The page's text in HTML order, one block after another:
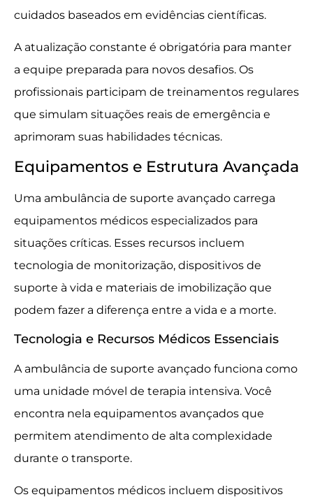
cuidados baseados em evidências científicas.
A atualização constante é obrigatória para manter
a equipe preparada para novos desafios. Os
profissionais participam de treinamentos regulares
que simulam situações reais de emergência e
aprimoram suas habilidades técnicas.
Equipamentos e Estrutura Avançada
Uma ambulância de suporte avançado carrega
equipamentos médicos especializados para
situações críticas. Esses recursos incluem
tecnologia de monitorização, dispositivos de
suporte à vida e materiais de imobilização que
podem fazer a diferença entre a vida e a morte.
Tecnologia e Recursos Médicos Essenciais
A ambulância de suporte avançado funciona como
uma unidade móvel de terapia intensiva. Você
encontra nela equipamentos avançados que
permitem atendimento de alta complexidade
durante o transporte.
Os equipamentos médicos incluem dispositivos